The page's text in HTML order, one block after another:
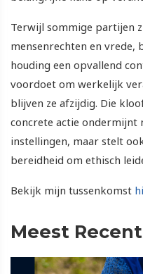
Terwijl sommige partijen
mensenrechten en
houding een opvallend
voordoet om werkelijk
blijven ze afzijdig. Die
concrete actie ondermijnt
instellingen, maar stelt
bereidheid om ethisch
Bekijk mijn tussenkomst
Meest